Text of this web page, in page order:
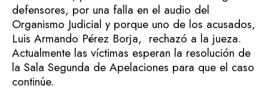
defensores, por una falla en el audio del
Organismo Judicial y porque uno de los acusados,
Luis Armando Pérez Borja, rechazó a la jueza.
Actualmente las víctimas esperan la resolución de
la Sala Segunda de Apelaciones para que el caso
continúe.